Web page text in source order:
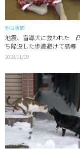
朝日新聞
地震、盲導犬に救われた
ち陥没した歩道避けて誘導
2018/11/09